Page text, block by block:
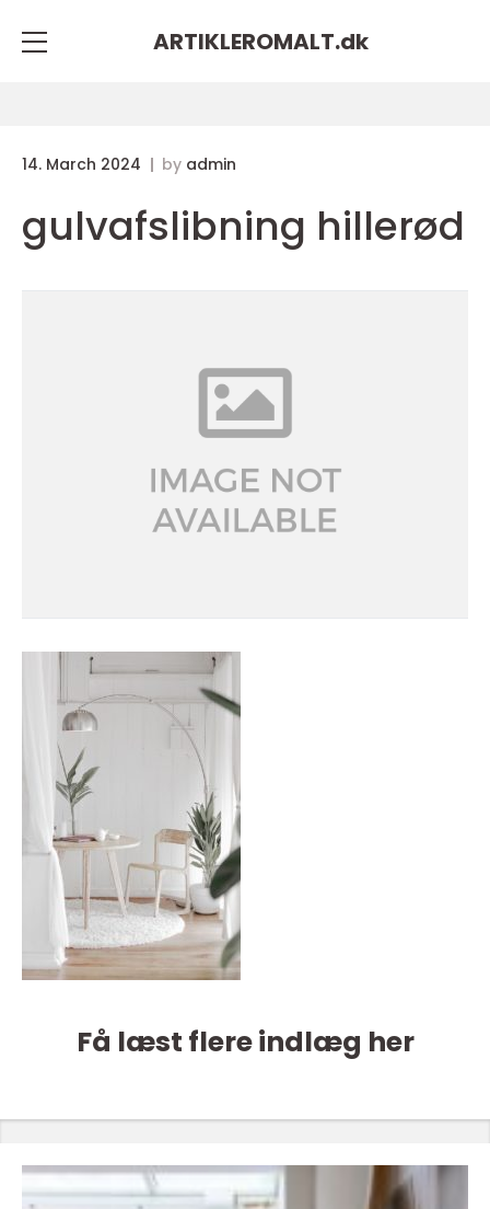
ARTIKLEROMALT.dk
14. March 2024 by admin
gulvafslibning hillerød
Få læst flere indlæg her